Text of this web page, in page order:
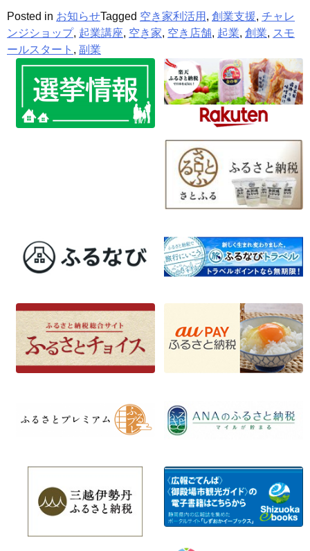
Posted in お知らせTagged 空き家利活用 , 創業支援, チャレ
ンジショップ, 起業講座, 空き家, 空き店舗, 起業, 創業, スモ
ールスタート , 副業